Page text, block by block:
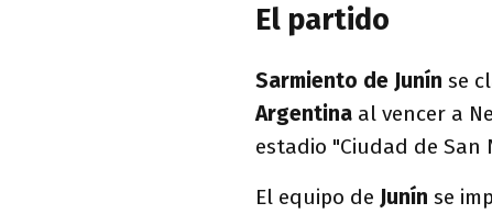
El partido
Sarmiento de Junín se
Argentina al vencer a
estadio "Ciudad de San
El equipo de Junín se